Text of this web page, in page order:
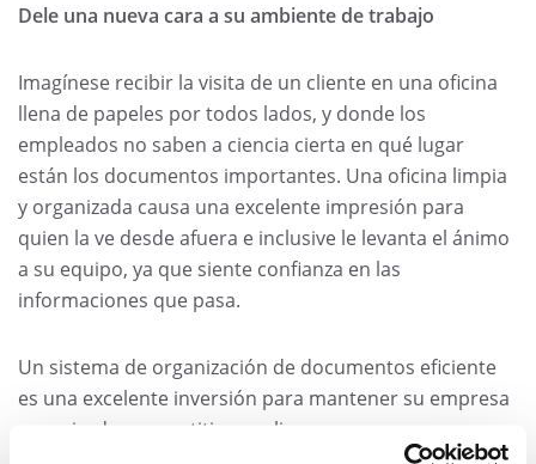
Dele una nueva cara a su ambiente de trabajo
Imagínese recibir la visita de un cliente en una oficina
llena de papeles por todos lados, y donde los
empleados no saben a ciencia cierta en qué lugar
están los documentos importantes. Una oficina limpia
y organizada causa una excelente impresión para
quien la ve desde afuera e inclusive le levanta el ánimo
a su equipo, ya que siente confianza en las
informaciones que pasa.
Un sistema de organización de documentos eficiente
es una excelente inversión para mantener su empresa
organizada, competitiva y valiosa.